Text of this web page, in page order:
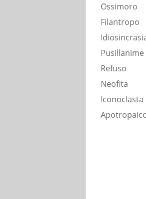
Ossimoro
Filantropo
Pusillanime
Refuso
Neofita
Iconoclasta